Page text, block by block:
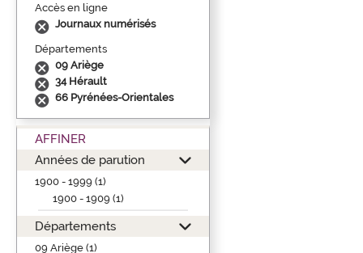
Accès en ligne
Journaux numérisés
Départements
09 Ariège
34 Hérault
66 Pyrénées-Orientales
AFFINER
Années de parution
1900 - 1999 (1)
1900 - 1909 (1)
Départements
09 Ariège (1)